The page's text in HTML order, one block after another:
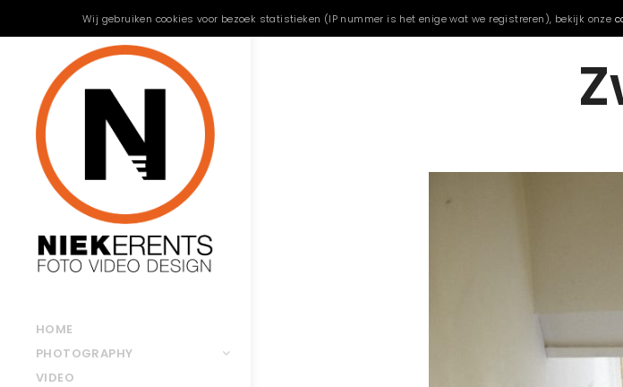
HOME
PHOTOGRAPHY
VIDEO
Wij gebruiken cookies voor bezoek statistieken (IP nummer is het enige wat we registreren), bekijk onze